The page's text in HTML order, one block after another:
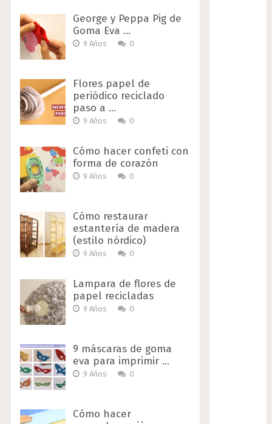
George y Peppa Pig de
Goma Eva …
9 Años 0
Flores papel de
periódico reciclado
paso a …
9 Años 0
Cómo hacer confeti con
forma de corazón
9 Años 0
Cómo restaurar
estantería de madera
(estilo nórdico)
9 Años 0
Lampara de flores de
papel recicladas
9 Años 0
9 máscaras de goma
eva para imprimir …
9 Años 0
Cómo hacer